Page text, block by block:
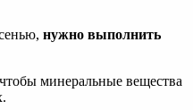
нужно выполнить
минеральные вещества